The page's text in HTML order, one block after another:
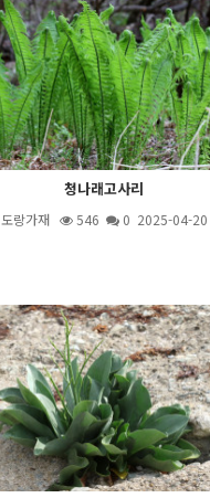
청나래고사리
도랑가재 546 0 2025-04-20